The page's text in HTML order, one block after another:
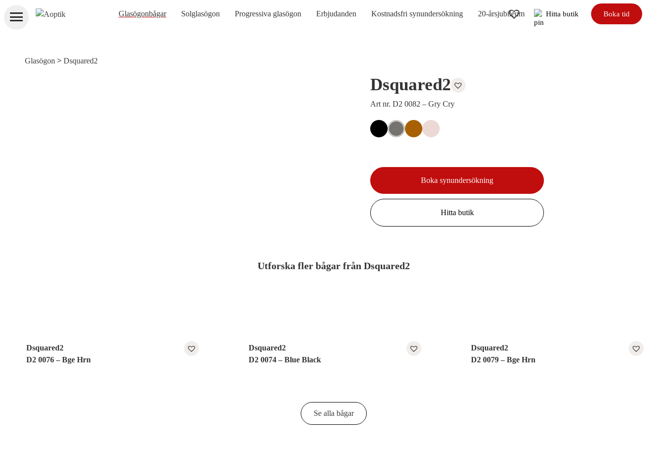
Aoptik Glasögonbågar Solglasögon Progressiva glasögon Erbjudanden Kostnadsfri synundersökning 20-årsjubileum Hitta butik Boka tid
Glasögon > Dsquared2
Dsquared2
Art nr. D2 0082 – Gry Cry
Boka synundersökning
Hitta butik
Utforska fler bågar från Dsquared2
Dsquared2
D2 0076 – Bge Hrn
Dsquared2
D2 0074 – Blue Black
Dsquared2
D2 0079 – Bge Hrn
Se alla bågar